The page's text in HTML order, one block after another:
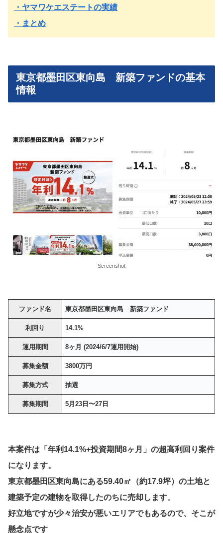
・ヤマワケエステートの実績
・まとめ
東京都墨田区東向島 新築ファンドの基本
情報
Screenshot
ファンド名 東京都墨田区東向島 新築ファンド
利回り 14.1%
運用期間 8ヶ月 (2024/6/7運用開始)
募集金額 3800万円
募集方式 抽選
募集期間 5月23日〜27日
本案件は「年利14.1%+投資期間8ヶ月」の超高利回り案件
になります。
東京都墨田区東向島にある59.40㎡（約17.9坪）の土地と
建築予定の建物を取得したのちに売却します。
好立地ですが少々治安が悪いエリアでもあるので、そこが
懸念点です